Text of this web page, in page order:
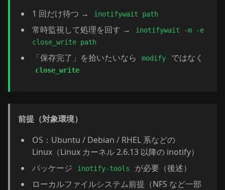
1 回だけ待つ →
inotifywait path
常時監視して処理を回す →
inotifywait -m -e
close_write path
「保存完了」を拾いたいなら modify ではなく
close_write
前提（対象環境）
OS：Ubuntu / Debian / RHEL 系などの
Linux（Linux カーネル 2.6.13 以降の inotify）
パッケージ
inotify-tools
が必要（後述）
ローカルファイルシステム前提（NFS など一部